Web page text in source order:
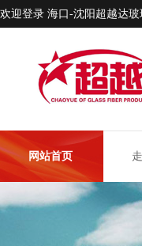
欢迎登录 海口-沈阳超越达
网站首页